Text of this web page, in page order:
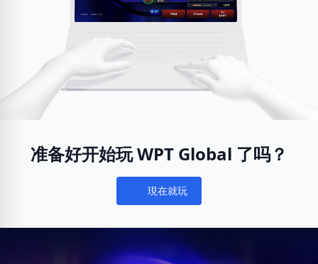
准备好开始玩 WPT Global 了吗？
Notifications
現在就玩